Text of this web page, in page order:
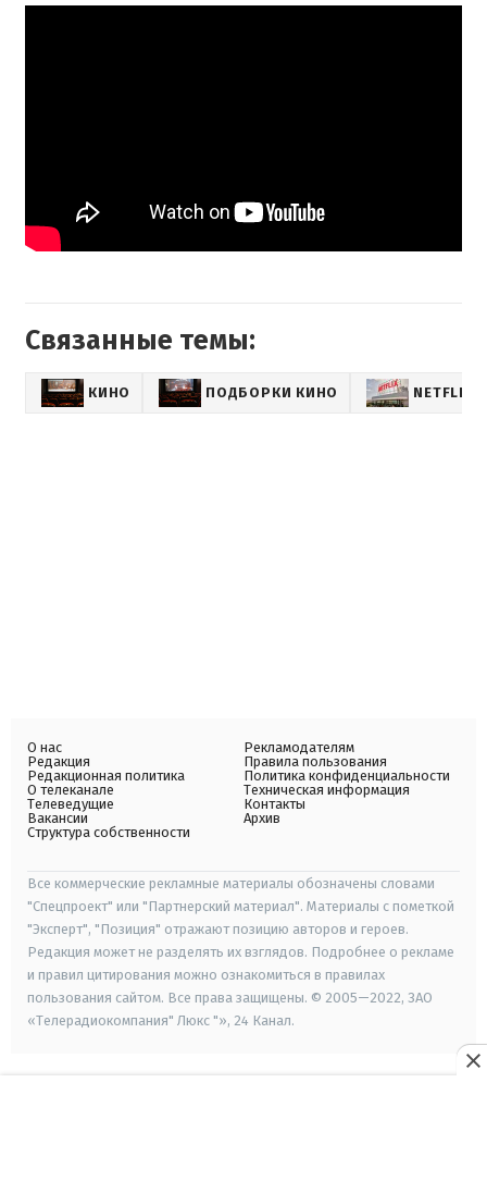
Связанные темы:
КИНО ПОДБОРКИ КИНО NETFLIX
О нас
Редакция
Редакционная политика
О телеканале
Телеведущие
Вакансии
Структура собственности
Рекламодателям
Правила пользования
Политика конфиденциальности
Техническая информация
Контакты
Архив
Все коммерческие рекламные материалы обозначены словами
"Спецпроект" или "Партнерский материал". Материалы с пометкой
"Эксперт", "Позиция" отражают позицию авторов и героев.
Редакция может не разделять их взглядов. Подробнее о рекламе
и правил цитирования можно ознакомиться в правилах
пользования сайтом. Все права защищены. © 2005—2022, ЗАО
«Телерадиокомпания" Люкс "», 24 Канал.